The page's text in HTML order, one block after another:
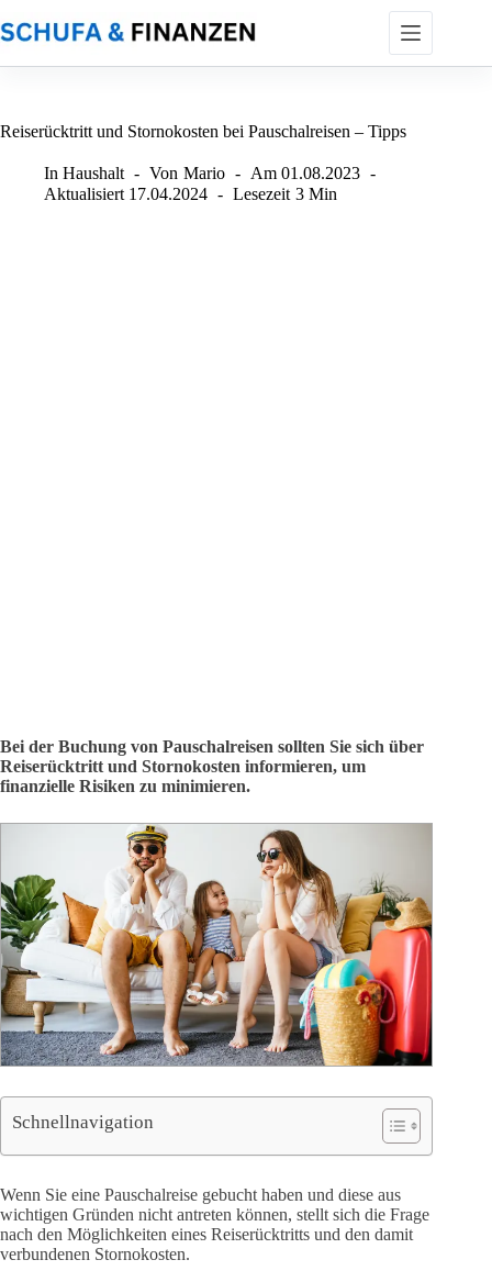
Inhalt
springen
Reiserücktritt und Stornokosten bei Pauschalreisen – Tipps
In Haushalt Von Mario Am 01.08.2023
Aktualisiert 17.04.2024 Lesezeit 3 Min
Bei der Buchung von Pauschalreisen sollten Sie sich über
Reiserücktritt und Stornokosten informieren, um
finanzielle Risiken zu minimieren.
Schnellnavigation
Wenn Sie eine Pauschalreise gebucht haben und diese aus
wichtigen Gründen nicht antreten können, stellt sich die Frage
nach den Möglichkeiten eines Reiserücktritts und den damit
verbundenen Stornokosten.